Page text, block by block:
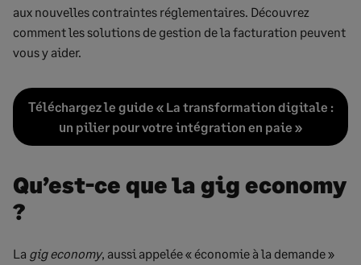
aux nouvelles contraintes réglementaires. Découvrez
comment les solutions de gestion de la facturation peuvent
vous y aider.
Téléchargez le guide « La transformation digitale :
un pilier pour votre intégration en paie »
Qu’est-ce que la gig economy
?
La gig economy, aussi appelée « économie à la demande »